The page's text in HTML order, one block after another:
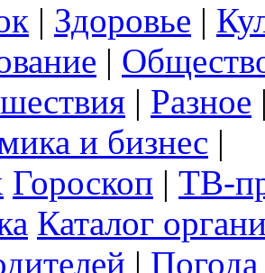
| Здоровье |
|
| Разное
и бизнес |
Гороскоп | ТВ-
Каталог
|